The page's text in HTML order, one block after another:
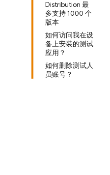
Distribution 最
多支持 1000 个
版本
如何访问我在设
备上安装的测试
应用？
如何删除测试人
员账号？